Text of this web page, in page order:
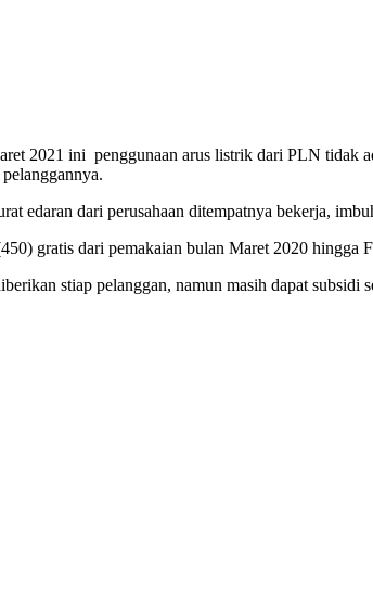
2021 ini penggunaan arus listrik dari PLN tidak
edaran dari perusahaan ditempatnya bekerja,
gratis dari pemakaian bulan Maret 2020 hingga
stiap pelanggan, namun masih dapat